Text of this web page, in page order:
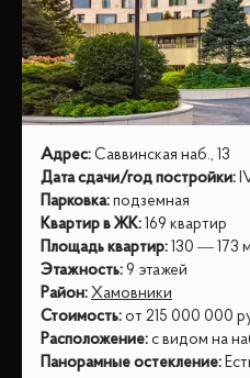
Адрес: Саввинская наб., 13
Дата сдачи/год постройки:
Парковка: подземная
Квартир в ЖК: 169 квартир
Площадь квартир: 130 — 173
Этажность: 9 этажей
Район: Хамовники
Стоимость: от 215 000 000
Расположение: с видом на
Панорамные остекление: